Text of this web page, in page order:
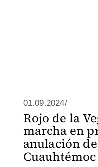
01.09.2024/
Rojo de la
marcha en
anulación
Cuauhtémoc